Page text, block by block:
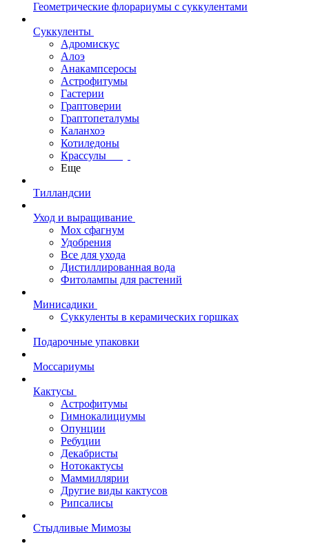
Геометрические флорариумы с суккулентами
Суккуленты
Адромискус
Алоэ
Анакампсеросы
Астрофитумы
Гастерии
Граптоверии
Граптопеталумы
Каланхоэ
Котиледоны
Крассулы
Еще
Тилландсии
Уход и выращивание
Мох сфагнум
Удобрения
Все для ухода
Дистиллированная вода
Фитолампы для растений
Минисадики
Суккуленты в керамических горшках
Подарочные упаковки
Моссариумы
Кактусы
Астрофитумы
Гимнокалициумы
Опунции
Ребуции
Декабристы
Нотокактусы
Маммиллярии
Другие виды кактусов
Рипсалисы
Стыдливые Мимозы